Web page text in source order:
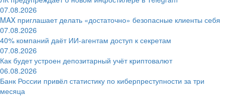
07.08.2026
MAX приглашает делать «достаточно» безопасные клиенты себя
07.08.2026
40% компаний даёт ИИ‑агентам доступ к секретам
07.08.2026
Как будет устроен депозитарный учёт криптовалют
06.08.2026
Банк России привёл статистику по киберпреступности за три
месяца